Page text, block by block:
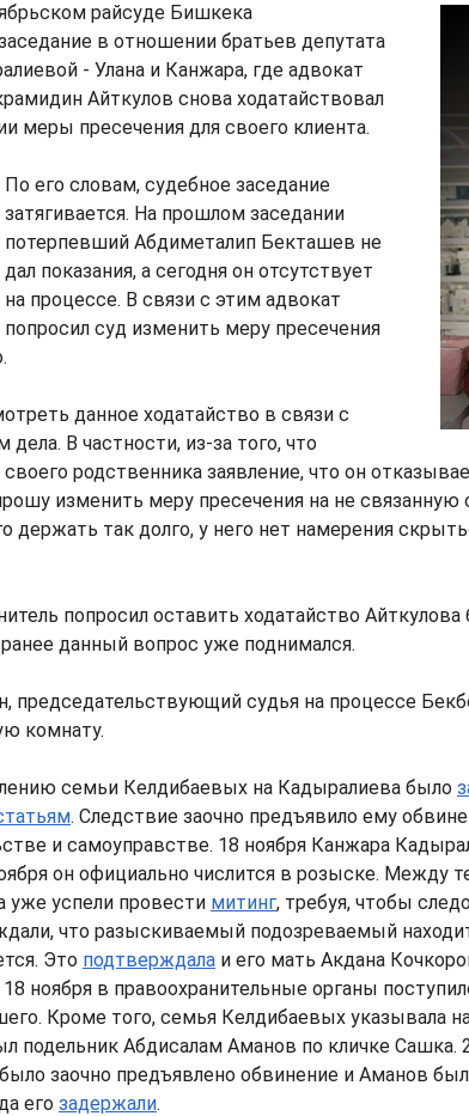
райсуде Бишкека
в отношении братьев депутата
- Улана и Канжара, где адвокат
Айткулов снова ходатайствовал
меры пресечения для своего клиента.
По его словам, судебное заседание
затягивается. На прошлом заседании
потерпевший Абдиметалип Бекташев не
дал показания, а сегодня он отсутствует
на процессе. В связи с этим адвокат
попросил суд изменить меру пресечения
данное ходатайство в связи с
В частности, из-за того, что
родственника заявление, что он
изменить меру пресечения на не
так долго, у него нет намерения
попросил оставить ходатайство Айткулова
данный вопрос уже поднимался.
председательствующий судья на процессе
комнату.
семьи Келдибаевых на Кадыралиева было
. Следствие заочно предъявило ему
и самоуправстве. 18 ноября Канжара
он официально числится в розыске. Между
уже успели провести митинг, требуя, чтобы
что разыскиваемый подозреваемый
Это подтверждала и его мать Акдана
ноября в правоохранительные органы
Кроме того, семья Келдибаевых указывала
подельник Абдисалам Аманов по кличке Сашка.
заочно предъявлено обвинение и Аманов
его задержали.